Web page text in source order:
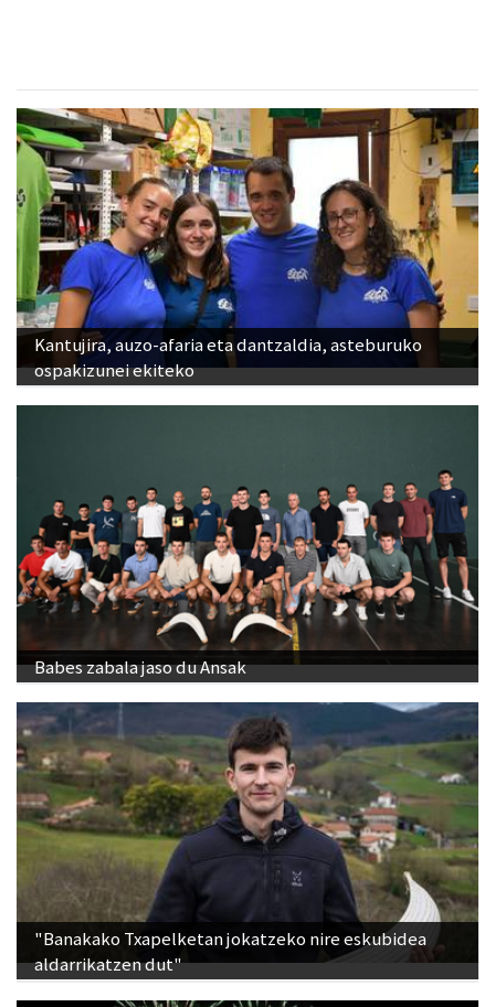
Kantujira, auzo-afaria eta dantzaldia, asteburuko
ospakizunei ekiteko
Babes zabala jaso du Ansak
"Banakako Txapelketan jokatzeko nire eskubidea
aldarrikatzen dut"